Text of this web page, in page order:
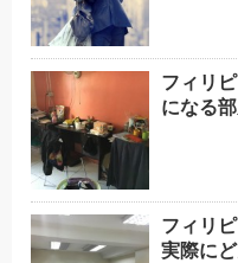
フィリ
になる
フィリ
実際に